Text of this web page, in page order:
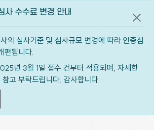
사 수수료 변경 안내
의 심사기준 및 심사규모 변경에 따라 인증심
편됩니다.
년 3월 1일 접수 건부터 적용되며, 자세한
고 부탁드립니다. 감사합니다.
공지